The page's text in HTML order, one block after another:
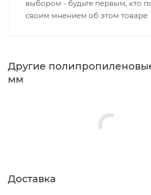
выбором - будьте первым, кто
своим мнением об этом товаре
Другие
мм
Доставка